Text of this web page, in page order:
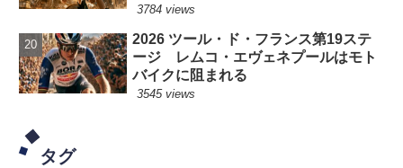
3784 views
2026 ツール・ド・フランス第19ステ
ージ レムコ・エヴェネプールはモト
バイクに阻まれる
3545 views
タグ